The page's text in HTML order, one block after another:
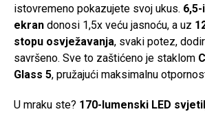
istovremeno pokazujete svoj ukus. 6,5-
ekran donosi 1,5x veću jasnoću, a uz
stopu osvježavanja, svaki potez,
savršeno. Sve to zaštićeno je staklom
Glass 5, pružajući maksimalnu
U mraku ste? 170-lumenski LED